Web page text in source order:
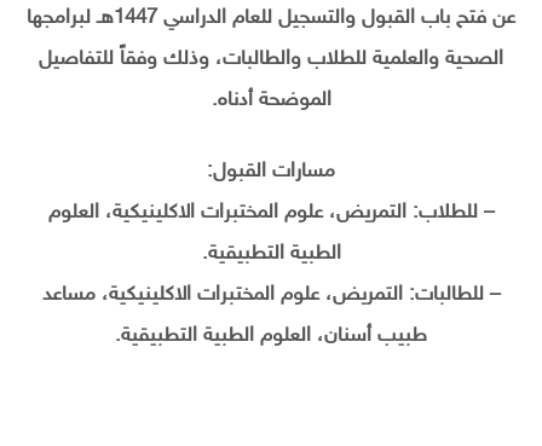
عن فتح باب القبول والتسجيل للعام الدراسي 1447هـ لبرامجها
الصحية والعلمية للطلاب والطالبات، وذلك وفقاً للتفاصيل
الموضحة أدناه.
مسارات القبول:
– للطلاب: التمريض، علوم المختبرات الاكلينيكية، العلوم
الطبية التطبيقية.
– للطالبات: التمريض، علوم المختبرات الاكلينيكية، مساعد
طبيب أسنان، العلوم الطبية التطبيقية.